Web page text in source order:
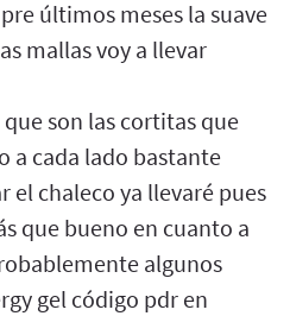
últimos meses la suave
mallas voy a llevar
son las cortitas que
a cada lado bastante
el chaleco ya llevaré pues
que bueno en cuanto a
algunos
gel código pdr en